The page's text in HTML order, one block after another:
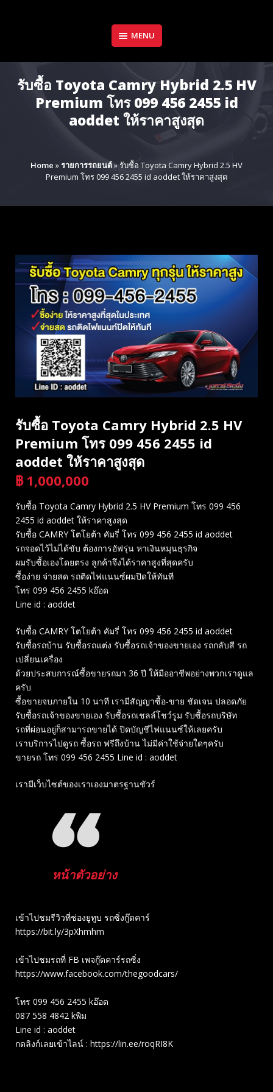
MENU
รับซื้อ Toyota Camry Hybrid 2.5 HV
Premium โทร 099 456 2455 id
aoddet ให้ราคาสูงสุด
Home »รายการรถยนต์»รับซื้อ Toyota Camry Hybrid 2.5 HV
Premium โทร 099 456 2455 id aoddet ให้ราคาสูงสุด
รับซื้อ Toyota Camry Hybrid 2.5 HV
Premium โทร 099 456 2455 id
aoddet ให้ราคาสูงสุด
฿ 1,000,000
รับซื้อ Toyota Camry Hybrid 2.5 HV Premium โทร 099 456
2455 id aoddet ให้ราคาสูงสุด
รับซื้อ CAMRY โตโยต้า คัมรี่ โทร 099 456 2455 id aoddet
รถจอดไว้ไม่ได้ขับ ต้องการอัฟรุ่น หาเงินหมุนธุรกิจ
ผมรับซื้อเองโดยตรง ลูกค้าจึงได้ราคาสูงที่สุดครับ
ซื้อง่าย จ่ายสด รถติดไฟแนนซ์ผมปิดให้ทันที
โทร 099 456 2455 kอ๊อด
Line id : aoddet
รับซื้อ CAMRY โตโยต้า คัมรี่ โทร 099 456 2455 id aoddet
รับซื้อรถบ้าน รับซื้อรถแต่ง รับซื้อรถเจ้าของขายเอง รถกลับสี รถ
เปลี่ยนเครื่อง
ด้วยประสบการณ์ซื้อขายรถมา 36 ปี ให้มืออาชีพอย่างพวกเราดูแล
ครับ
ซื้อขายจบภายใน 10 นาที เรามีสัญญาซื้อ-ขาย ชัดเจน ปลอดภัย
รับซื้อรถเจ้าของขายเอง รับซื้อรถเชลล์โชว์รูม รับซื้อรถบริษัท
รถที่ผ่อนอยู่ก็สามารถขายได้ ปิดบัญชีไฟแนนซ์ให้เลยครับ
เราบริการไปดูรถ ซื้อรถ ฟรีถึงบ้าน ไม่มีค่าใช้จ่ายใดๆครับ
ขายรถ โทร 099 456 2455 Line id : aoddet
เรามีเว็บไซต์ของเราเองมาตรฐานชัวร์
หน้าตัวอย่าง
เข้าไปชมรีวิวที่ช่องยู​ทูบ​ รถซิ่งกู๊ดคาร์
https://bit.ly/3pXhmhm​
เข้าไปชมรถที่ FB เพจกู๊ดคาร์รถซิ่ง
https://www.facebook.com/thegoodcars/
โทร 099 456 2455 kอ๊อด
087 558 4842 kพิม
Line id : aoddet
กดลิงก์เลยเข้าไลน์ : https://lin.ee/roqRI8K